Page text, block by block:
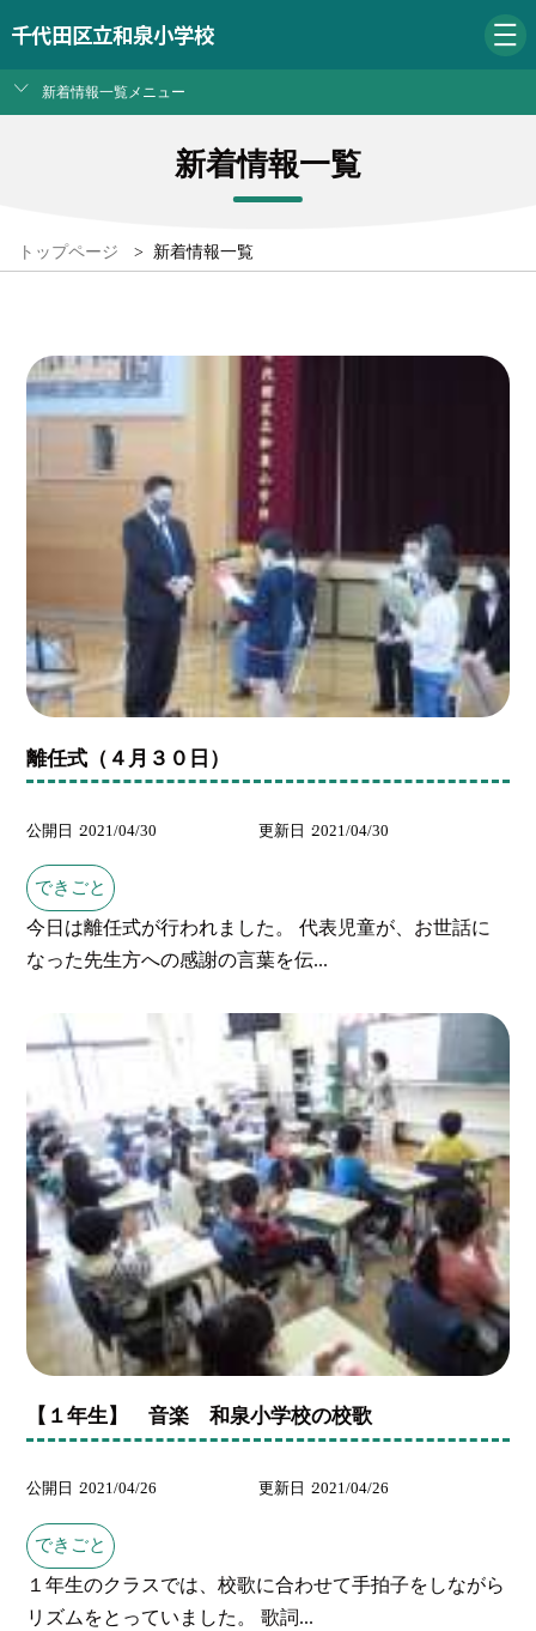
千代田区立和泉小学校
新着情報一覧メニュー
新着情報一覧
トップページ > 新着情報一覧
離任式（４月３０日）
公開日 2021/04/30 更新日 2021/04/30
できごと
今日は離任式が行われました。 代表児童が、お世話に
なった先生方への感謝の言葉を伝...
【１年生】 音楽 和泉小学校の校歌
公開日 2021/04/26 更新日 2021/04/26
できごと
１年生のクラスでは、校歌に合わせて手拍子をしながら
リズムをとっていました。 歌詞...